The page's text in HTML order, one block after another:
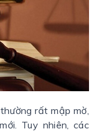
rất mập mờ,
Tuy nhiên, các